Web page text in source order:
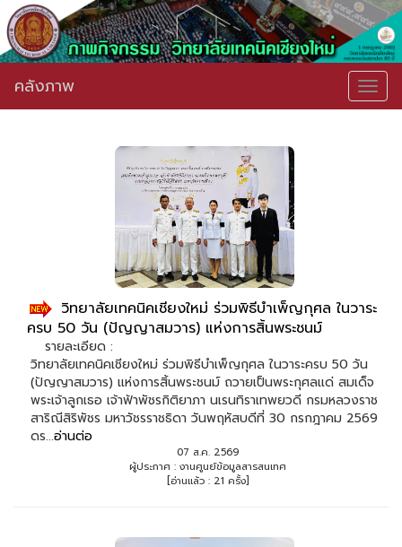
คลังภาพ
วิทยาลัยเทคนิคเชียงใหม่ ร่วมพิธีบำเพ็ญกุศล ในวาระ
ครบ 50 วัน (ปัญญาสมวาร) แห่งการสิ้นพระชนม์
รายละเอียด :
วิทยาลัยเทคนิคเชียงใหม่ ร่วมพิธีบำเพ็ญกุศล ในวาระครบ 50 วัน
(ปัญญาสมวาร) แห่งการสิ้นพระชนม์ ถวายเป็นพระกุศลแด่ สมเด็จ
พระเจ้าลูกเธอ เจ้าฟ้าพัชรกิติยาภา นเรนทิราเทพยวดี กรมหลวงราช
สาริณีสิริพัชร มหาวัชรราชธิดา วันพฤหัสบดีที่ 30 กรกฎาคม 2569
ดร...อ่านต่อ
07 ส.ค. 2569
ผู้ประกาศ : งานศูนย์ข้อมูลสารสนเทศ
[อ่านแล้ว : 21 ครั้ง]